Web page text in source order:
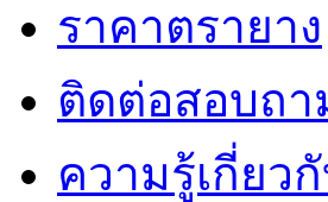
ราคาตรายาง
ติดต่อสอบถา
ความรู้เกี่ยว